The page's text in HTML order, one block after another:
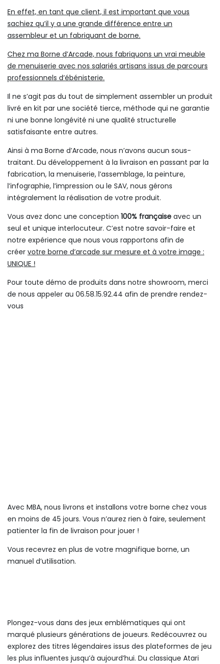
En effet, en tant que client, il est important que vous
sachiez qu’il y a une grande différence entre un
assembleur et un fabriquant de borne.
Chez ma Borne d’Arcade, nous fabriquons un vrai meuble
de menuiserie avec nos salariés artisans issus de parcours
professionnels d’ébénisterie.
Il ne s’agit pas du tout de simplement assembler un produit
livré en kit par une société tierce, méthode qui ne garantie
ni une bonne longévité ni une qualité structurelle
satisfaisante entre autres.
Ainsi à ma Borne d’Arcade, nous n’avons aucun sous-
traitant. Du développement à la livraison en passant par la
fabrication, la menuiserie, l’assemblage, la peinture,
l’infographie, l’impression ou le SAV, nous gérons
intégralement la réalisation de votre produit.
Vous avez donc une conception 100% française avec un
seul et unique interlocuteur. C’est notre savoir-faire et
notre expérience que nous vous rapportons afin de
créer votre borne d’arcade sur mesure et à votre image :
UNIQUE !
Pour toute démo de produits dans notre showroom, merci
de nous appeler au 06.58.15.92.44 afin de prendre rendez-
vous
Avec MBA, nous livrons et installons votre borne chez vous
en moins de 45 jours. Vous n’aurez rien à faire, seulement
patienter la fin de livraison pour jouer !
Vous recevrez en plus de votre magnifique borne, un
manuel d’utilisation.
Plongez-vous dans des jeux emblématiques qui ont
marqué plusieurs générations de joueurs. Redécouvrez ou
explorez des titres légendaires issus des plateformes de jeu
les plus influentes jusqu’à aujourd’hui. Du classique Atari